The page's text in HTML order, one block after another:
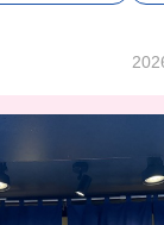
てくれて、アットホ
で囲んで食べるか